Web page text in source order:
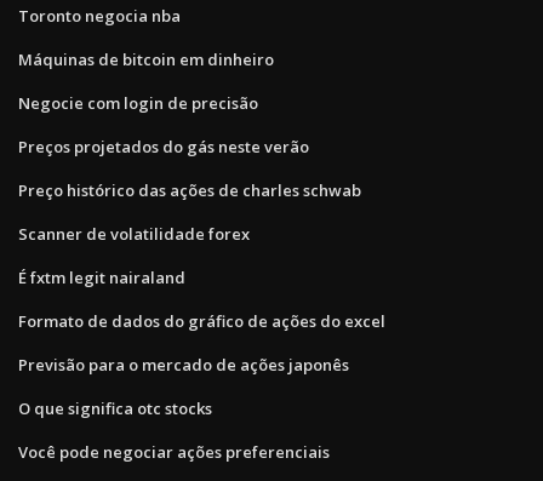
Toronto negocia nba
Máquinas de bitcoin em dinheiro
Negocie com login de precisão
Preços projetados do gás neste verão
Preço histórico das ações de charles schwab
Scanner de volatilidade forex
É fxtm legit nairaland
Formato de dados do gráfico de ações do excel
Previsão para o mercado de ações japonês
O que significa otc stocks
Você pode negociar ações preferenciais